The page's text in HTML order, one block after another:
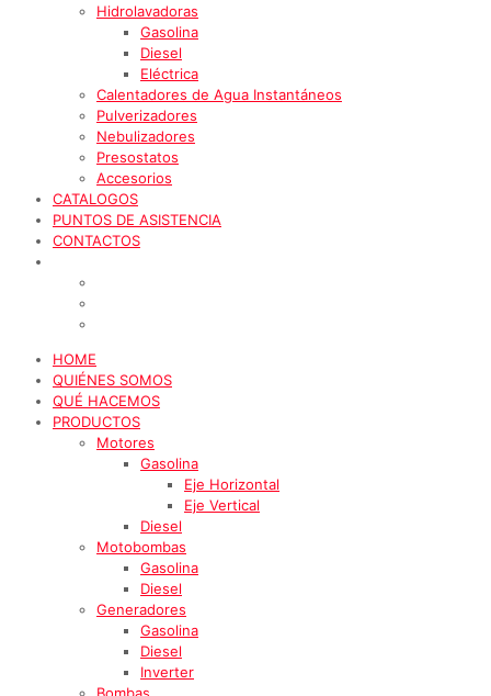
Hidrolavadoras
Gasolina
Diesel
Eléctrica
Calentadores de Agua Instantáneos
Pulverizadores
Nebulizadores
Presostatos
Accesorios
CATALOGOS
PUNTOS DE ASISTENCIA
CONTACTOS
HOME
QUIÉNES SOMOS
QUÉ HACEMOS
PRODUCTOS
Motores
Gasolina
Eje Horizontal
Eje Vertical
Diesel
Motobombas
Gasolina
Diesel
Generadores
Gasolina
Diesel
Inverter
Bombas